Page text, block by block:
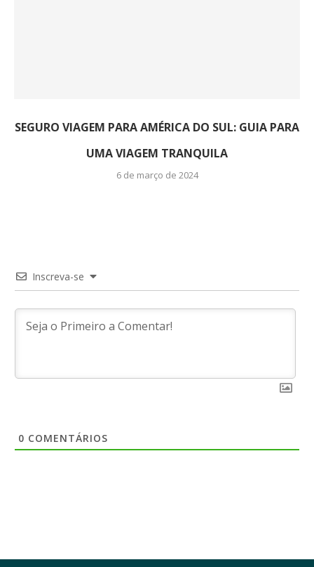
SEGURO VIAGEM PARA AMÉRICA DO SUL: GUIA PARA
UMA VIAGEM TRANQUILA
6 de março de 2024
Inscreva-se
0 COMENTÁRIOS